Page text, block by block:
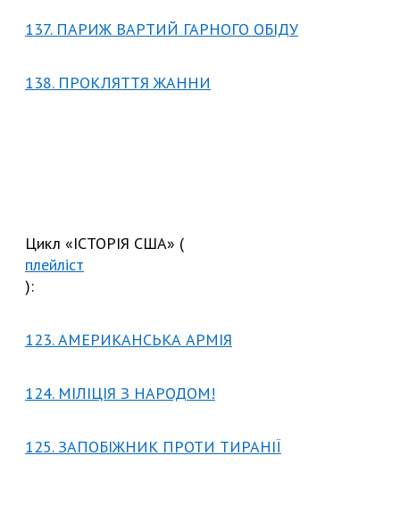
137. ПАРИЖ ВАРТИЙ ГАРНОГО ОБІДУ
138. ПРОКЛЯТТЯ ЖАННИ
Цикл «ІСТОРІЯ США» (
плейліст
):
123. АМЕРИКАНСЬКА АРМІЯ
124. МІЛІЦІЯ З НАРОДОМ!
125. ЗАПОБІЖНИК ПРОТИ ТИРАНІЇ